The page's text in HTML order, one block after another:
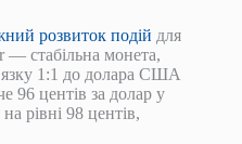
розвиток подій для
— стабільна монета,
1:1 до долара США
96 центів за долар у
рівні 98 центів,